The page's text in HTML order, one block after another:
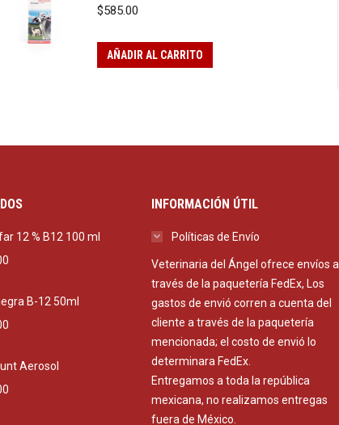
$585.00
AÑADIR AL CARRITO
12 % B12 100 ml
B-12 50ml
Aerosol
INFORMACIÓN ÚTIL
Políticas de Envío
Veterinaria del Ángel ofrece envíos a
través de la paquetería FedEx, Los
gastos de envió corren a cuenta del
cliente a través de la paquetería
mencionada; el costo de envió lo
determinara FedEx.
Entregamos a toda la república
mexicana, no realizamos entregas
fuera de México.